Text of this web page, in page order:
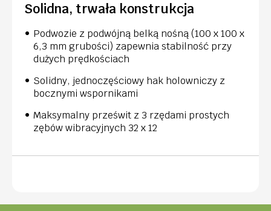
Solidna, trwała konstrukcja
Podwozie z podwójną belką nośną (100 x 100 x
6,3 mm grubości) zapewnia stabilność przy
dużych prędkościach
Solidny, jednoczęściowy hak holowniczy z
bocznymi wspornikami
Maksymalny prześwit z 3 rzędami prostych
zębów wibracyjnych 32 x 12